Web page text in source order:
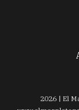
2026| El